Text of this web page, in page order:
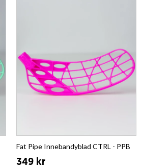
Fat Pipe Innebandyblad CTRL - PPB
349 kr